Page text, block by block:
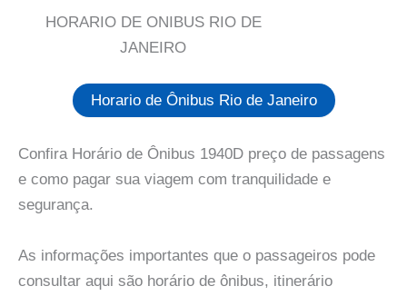
HORARIO DE ONIBUS RIO DE
JANEIRO
Horario de Ônibus Rio de Janeiro
Confira Horário de Ônibus 1940D preço de passagens
e como pagar sua viagem com tranquilidade e
segurança.
As informações importantes que o passageiros pode
consultar aqui são horário de ônibus, itinerário